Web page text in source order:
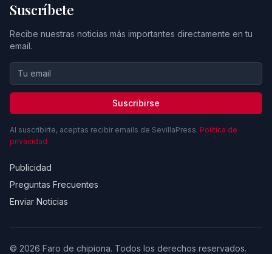
Suscríbete
Recibe nuestras noticias más importantes directamente en tu
email.
Suscribirse
Al suscribirte, aceptas recibir emails de SevillaPress. Política de
privacidad
Publicidad
Preguntas Frecuentes
Enviar Noticias
© 2026 Faro de chipiona. Todos los derechos reservados.